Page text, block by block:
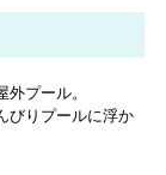
Vol.105】 ー、ランチ
プール。
びりプールに浮か